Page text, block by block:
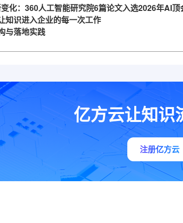
化：360人工智能研究院6篇论文入选2026年AI
知识进入企业的每一次工作
与落地实践
亿方云让知识
注册亿方云